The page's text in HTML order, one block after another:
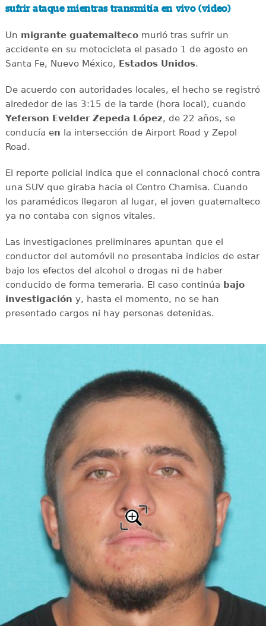
sufrir ataque mientras transmitía en vivo (video)
Un migrante guatemaltecomurió tras sufrir un
accidente en su motocicleta el pasado 1 de agosto en
Santa Fe, Nuevo México, Estados Unidos.
De acuerdo con autoridades locales, el hecho se registró
alrededor de las 3:15 de la tarde (hora local), cuando
Yeferson Evelder Zepeda López, de 22 años, se
conducía en la intersección de Airport Road y Zepol
Road.
El reporte policial indica que el connacional chocó contra
una SUV que giraba hacia el Centro Chamisa. Cuando
los paramédicos llegaron al lugar, el joven guatemalteco
ya no contaba con signos vitales.
Las investigaciones preliminares apuntan que el
conductor del automóvil no presentaba indicios de estar
bajo los efectos del alcohol o drogas ni de haber
conducido de forma temeraria. El caso continúa bajo
investigación y, hasta el momento, no se han
presentado cargos ni hay personas detenidas.